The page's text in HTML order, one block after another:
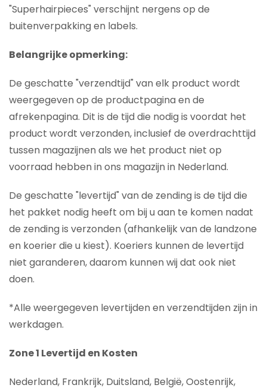
"Superhairpieces" verschijnt nergens op de
buitenverpakking en labels.
Belangrijke opmerking:
De geschatte "verzendtijd" van elk product wordt
weergegeven op de productpagina en de
afrekenpagina. Dit is de tijd die nodig is voordat het
product wordt verzonden, inclusief de overdrachttijd
tussen magazijnen als we het product niet op
voorraad hebben in ons magazijn in Nederland.
De geschatte "levertijd" van de zending is de tijd die
het pakket nodig heeft om bij u aan te komen nadat
de zending is verzonden (afhankelijk van de landzone
en koerier die u kiest). Koeriers kunnen de levertijd
niet garanderen, daarom kunnen wij dat ook niet
doen.
*Alle weergegeven levertijden en verzendtijden zijn in
werkdagen.
Zone 1 Levertijd en Kosten
Nederland, Frankrijk, Duitsland, België, Oostenrijk,